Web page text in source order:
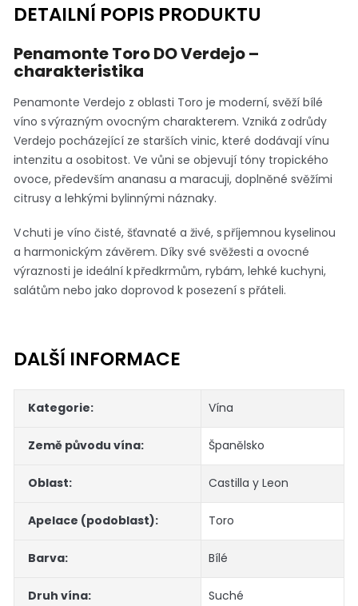
DETAILNÍ POPIS PRODUKTU
Penamonte Toro DO Verdejo –
charakteristika
Penamonte Verdejo z oblasti Toro je moderní, svěží bílé
víno s výrazným ovocným charakterem. Vzniká z odrůdy
Verdejo pocházející ze starších vinic, které dodávají vínu
intenzitu a osobitost. Ve vůni se objevují tóny tropického
ovoce, především ananasu a maracuji, doplněné svěžími
citrusy a lehkými bylinnými náznaky.
V chuti je víno čisté, šťavnaté a živé, s příjemnou kyselinou
a harmonickým závěrem. Díky své svěžesti a ovocné
výraznosti je ideální k předkrmům, rybám, lehké kuchyni,
salátům nebo jako doprovod k posezení s přáteli.
DALŠÍ INFORMACE
Kategorie: Vína
Země původu vína: Španělsko
Oblast: Castilla y Leon
Apelace (podoblast): Toro
Barva: Bílé
Druh vína: Suché